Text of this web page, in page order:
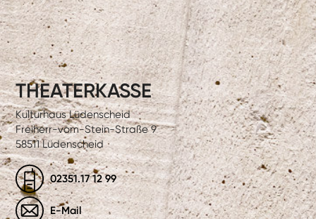
THEATERKASSE
Kulturhaus Lüdenscheid
Freiherr-vom-Stein-Straße 9
58511 Lüdenscheid
02351.17 12 99
E-Mail